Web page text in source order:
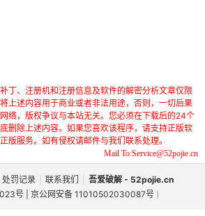
丁、注册机和注册信息及软件的解密分析文章仅限
上述内容用于商业或者非法用途，否则，一切后果
络，版权争议与本站无关。您必须在下载后的24个
删除上述内容。如果您喜欢该程序，请支持正版软
版服务。如有侵权请邮件与我们联系处理。
Mail To:Service@52pojie.cn
处罚记录 联系我们
吾爱破解 - 52pojie.cn
号 | 京公网安备 11010502030087号 )